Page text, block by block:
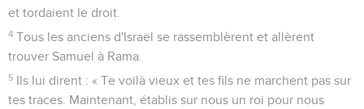
et tordaient le droit.
4 Tous les anciens d'Israël se rassemblèrent et allèrent
trouver Samuel à Rama.
5 Ils lui dirent : « Te voilà vieux et tes fils ne marchent pas sur
tes traces. Maintenant, établis sur nous un roi pour nous